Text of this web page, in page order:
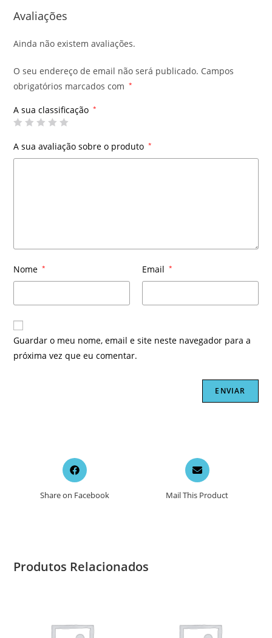
Avaliações
Ainda não existem avaliações.
O seu endereço de email não será publicado. Campos
obrigatórios marcados com
*
A sua classificação *
A sua avaliação sobre o produto *
Nome * Email *
Guardar o meu nome, email e site neste navegador para a
próxima vez que eu comentar.
Opens
in
new
Share on Facebook
Opens
in
a
new
Mail This Product
Produtos Relacionados